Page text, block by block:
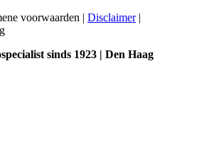
voorwaarden | Disclaimer|
sinds 1923 | Den Haag